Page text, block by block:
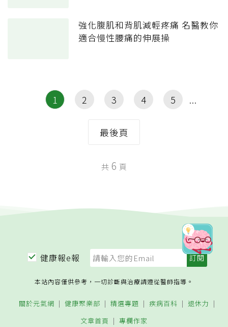
強化腹肌和背肌減輕疼痛 名醫教你
適合慢性腰痛的伸展操
1 2 3 4 5
最後頁
共 6 頁
健康報e報
本站內容僅供參考，一切診斷與治療請遵從醫師指導。
關於元氣網 健康聚樂部 精選專題 疾病百科
退休力
文章首頁
專欄作家